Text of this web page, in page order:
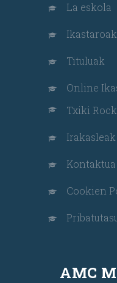
La eskola
Ikastaroak
Tituluak
Online
Txiki Rock
Irakasleak
Kontaktua
Cookien
AMC